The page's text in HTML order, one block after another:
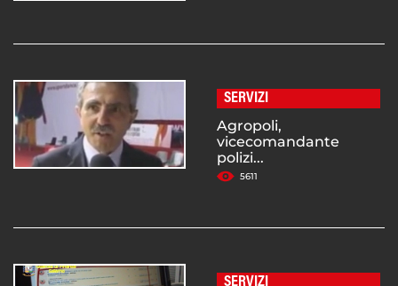
SERVIZI
Agropoli,
vicecomandante
polizi...
5611
SERVIZI